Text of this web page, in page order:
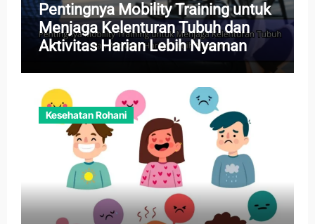
Pentingnya Mobility Training untuk
Menjaga Kelenturan Tubuh dan
Aktivitas Harian Lebih Nyaman
Kesehatan Rohani